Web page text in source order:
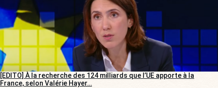
[EDITO] À la recherche des 124 milliards que l’UE apporte à la
France, selon Valérie Hayer…